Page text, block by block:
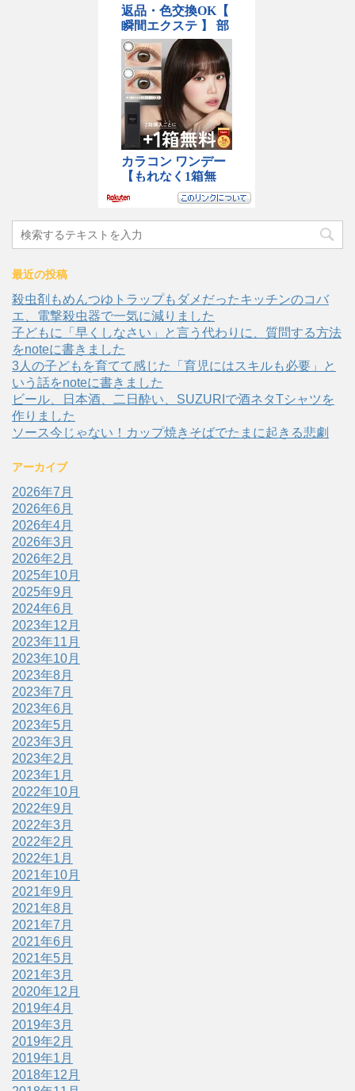
最近の投稿
殺虫剤もめんつゆトラップもダメだったキッチンのコバ
エ、電撃殺虫器で一気に減りました
子どもに「早くしなさい」と言う代わりに、質問する方法
をnoteに書きました
3人の子どもを育てて感じた「育児にはスキルも必要」と
いう話をnoteに書きました
ビール、日本酒、二日酔い、SUZURIで酒ネタTシャツを
作りました
ソース今じゃない！カップ焼きそばでたまに起きる悲劇
アーカイブ
2026年7月
2026年6月
2026年4月
2026年3月
2026年2月
2025年10月
2025年9月
2024年6月
2023年12月
2023年11月
2023年10月
2023年8月
2023年7月
2023年6月
2023年5月
2023年3月
2023年2月
2023年1月
2022年10月
2022年9月
2022年3月
2022年2月
2022年1月
2021年10月
2021年9月
2021年8月
2021年7月
2021年6月
2021年5月
2021年3月
2020年12月
2019年4月
2019年3月
2019年2月
2019年1月
2018年12月